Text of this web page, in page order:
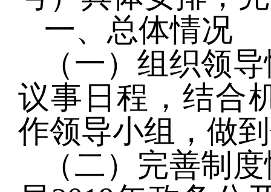
一、总体情况
（一）组织领
议事日程，结合
作领导小组，做
（二）完善制